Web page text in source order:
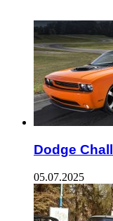
Dodge
05.07.2025